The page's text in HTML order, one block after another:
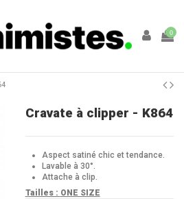
0
Cravate à clipper - K864
Aspect satiné chic et tendance.
Lavable à 30°.
Attache à clip.
Tailles : ONE SIZE